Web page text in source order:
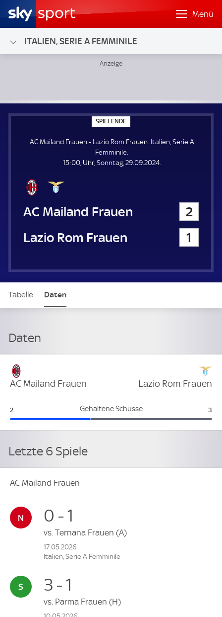
Menü
ITALIEN, SERIE A FEMMINILE
SPIELENDE
P
E
E
N
AC Mailand Frauen - Lazio Rom Frauen. Italien, Serie A
Femminile.
15:00, Uhr, Sonntag, 29.09.2024.
AC Mailand Frauen
2
Lazio Rom Frauen
1
Tabelle Daten
Daten
AC Mailand Frauen Lazio Rom Frauen
Gehaltene Schüsse
AC Mailand Frauen:
2 3
Letzte 6 Spiele
AC Mailand Frauen
0 - 1
vs. Ternana Frauen (A)
17.05.2026
Italien, Serie A Femminile
3 - 1
vs. Parma Frauen (H)